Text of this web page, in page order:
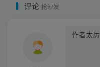
评论 抢沙发